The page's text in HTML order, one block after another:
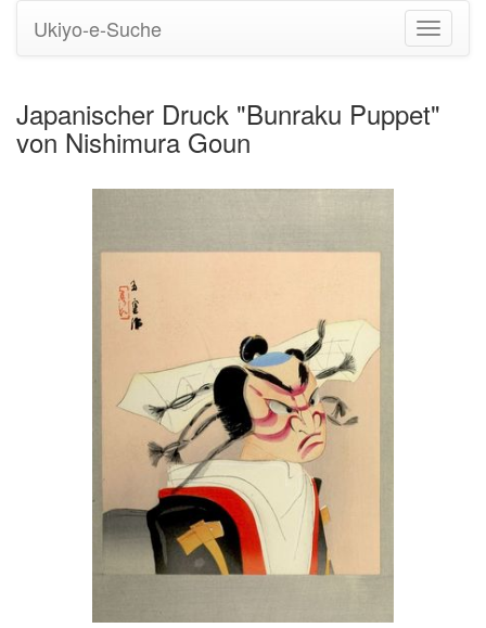
Ukiyo-e-Suche
Japanischer Druck "Bunraku Puppet"
von Nishimura Goun